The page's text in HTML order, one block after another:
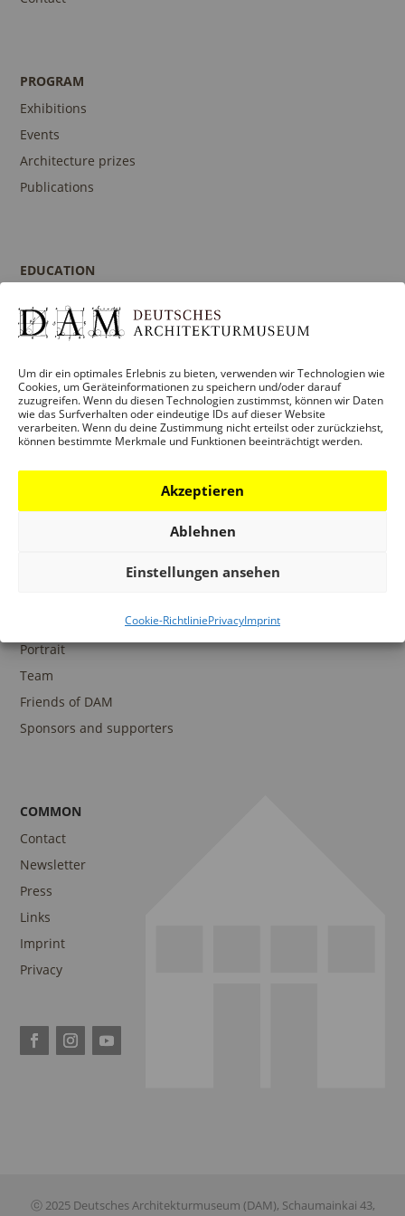
Um dir ein optimales Erlebnis zu bieten, verwenden wir Technologien wie
Cookies, um Geräteinformationen zu speichern und/oder darauf
zuzugreifen. Wenn du diesen Technologien zustimmst, können wir Daten
wie das Surfverhalten oder eindeutige IDs auf dieser Website
verarbeiten. Wenn du deine Zustimmung nicht erteilst oder zurückziehst,
können bestimmte Merkmale und Funktionen beeinträchtigt werden.
Akzeptieren
Ablehnen
Einstellungen ansehen
Cookie-RichtliniePrivacyImprint
PROGRAM
Exhibitions
Events
Architecture prizes
Publications
EDUCATION
Guidances and Tours
Contact person
DAM Digital Collection
Portrait
Team
Friends of DAM
Sponsors and supporters
COMMON
Contact
Newsletter
Press
Links
Imprint
Privacy
ⓒ 2025 Deutsches Architekturmuseum (DAM), Schaumainkai 43,